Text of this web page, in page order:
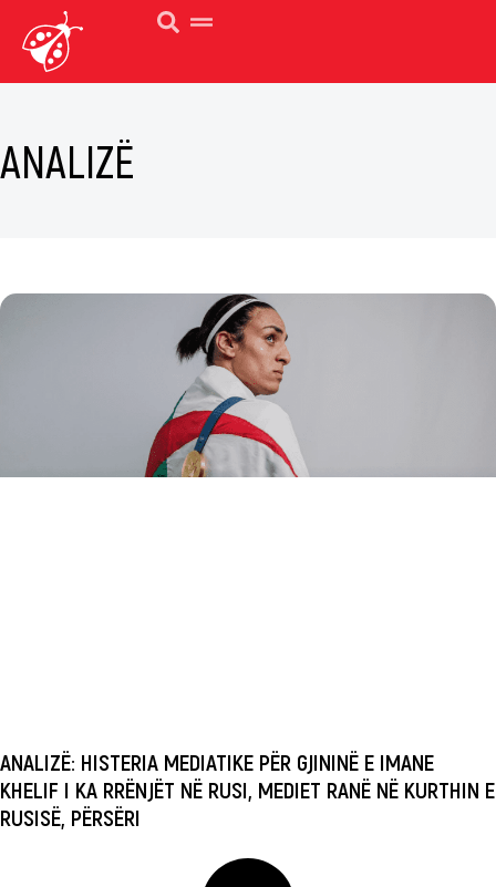
ANALIZË
ANALIZË: HISTERIA MEDIATIKE PËR GJININË E IMANE
KHELIF I KA RRËNJËT NË RUSI, MEDIET RANË NË KURTHIN E
RUSISË, PËRSËRI